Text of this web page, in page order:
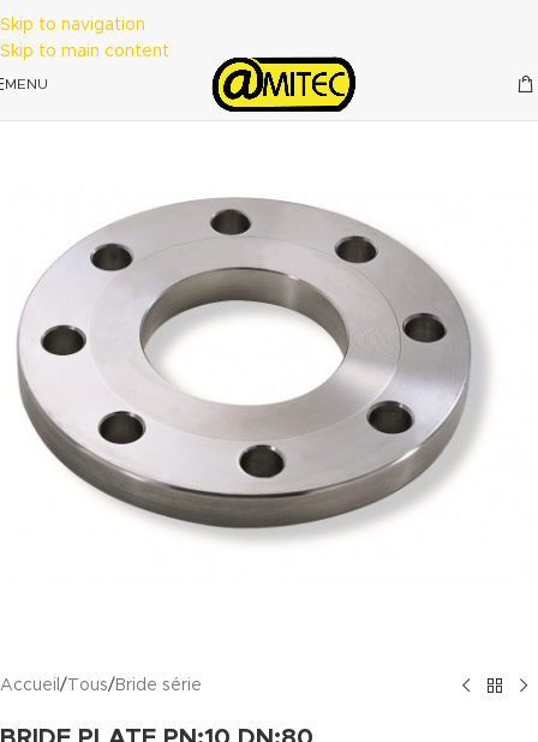
Skip to navigation
Skip to main content
MENU
Accueil / Tous/ Bride série